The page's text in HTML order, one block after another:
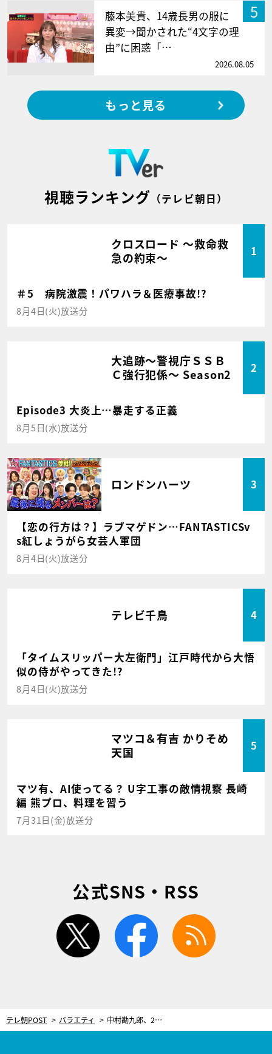
5
藤本美貴、14歳長男の服に
異変→聞かされた“4文字の理
由”に困惑「…
2026.08.05
もっと見る
視聴ランキング （テレビ朝日）
クロスロード ～救命救
急の約束～
1
＃5 病院激震！パワハラ＆医療事故!?
8月4日(火)放送分
大追跡～警視庁ＳＳＢ
Ｃ強行犯係～ Season2
2
Episode3 大炎上…暴走する正義
8月5日(水)放送分
ロンドンハーツ 3
【恋の行方は？】ラブマゲドン…FANTASTICSv
s紅しょうがら女芸人軍団
8月4日(火)放送分
テレビ千鳥 4
「タイムスリッパー大左衛門」江戸時代から大悟
似の侍がやってきた!?
8月4日(火)放送分
マツコ＆有吉 かりそめ
天国
5
マツ有、AI使ってる？ U字工事の敵情視察 長崎
編 熊プロ、料理を習う
7月31日(金)放送分
公式SNS・RSS
twitter facebook
テレ朝POST バラエティ 中村勘九郎、2人の愛息が“夫婦喧嘩”を暴露！父としてのメンツ丸潰れなエピソード